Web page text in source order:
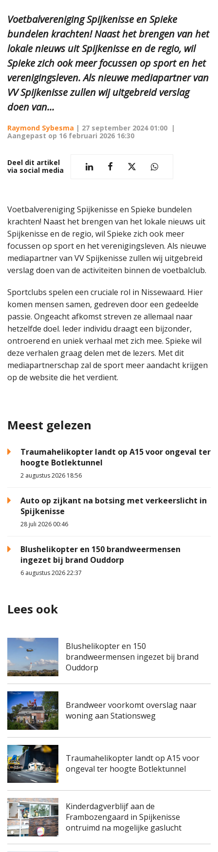
Voetbalvereniging Spijkenisse en Spieke
bundelen krachten! Naast het brengen van het
lokale nieuws uit Spijkenisse en de regio, wil
Spieke zich ook meer focussen op sport en het
verenigingsleven. Als nieuwe mediapartner van
VV Spijkenisse zullen wij uitgebreid verslag
doen van...
Raymond Sybesma | 27 september 2024 01:00 |
Aangepast op 16 februari 2026 16:30
Deel dit artikel
via social media
Voetbalvereniging Spijkenisse en Spieke bundelen
krachten! Naast het brengen van het lokale nieuws uit
Spijkenisse en de regio, wil Spieke zich ook meer
focussen op sport en het verenigingsleven. Als nieuwe
mediapartner van VV Spijkenisse zullen wij uitgebreid
verslag doen van de activiteiten binnen de voetbalclub.
Sportclubs spelen een cruciale rol in Nissewaard. Hier
komen mensen samen, gedreven door een gedeelde
passie. Ongeacht afkomst streven ze allemaal naar
hetzelfde doel. Ieder individu draagt een bijzonder,
ontroerend en uniek verhaal met zich mee. Spieke wil
deze verhalen graag delen met de lezers. Met dit
mediapartnerschap zal de sport meer aandacht krijgen
op de website die het verdient.
Meest gelezen
Traumahelikopter landt op A15 voor ongeval ter
hoogte Botlektunnel
2 augustus 2026 18:56
Auto op zijkant na botsing met verkeerslicht in
Spijkenisse
28 juli 2026 00:46
Blushelikopter en 150 brandweermensen
ingezet bij brand Ouddorp
6 augustus 2026 22:37
Lees ook
Blushelikopter en 150
brandweermensen ingezet bij brand
Ouddorp
Brandweer voorkomt overslag naar
woning aan Stationsweg
Traumahelikopter landt op A15 voor
ongeval ter hoogte Botlektunnel
Kinderdagverblijf aan de
Frambozengaard in Spijkenisse
ontruimd na mogelijke gaslucht